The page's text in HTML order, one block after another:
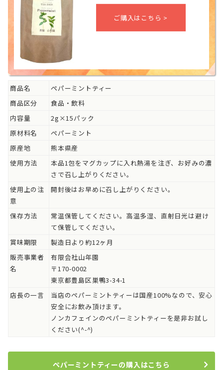
商品名
ペパーミントティー
商品区分
食品・飲料
内容量
2g×15パック
原材料名
ペパーミント
原産地
熊本県産
使用方法
本品1包をマグカップに入れ熱湯を注ぎ、お好みの濃
さで召し上がりください。
使用上の注
意
開封後はお早めに召し上がりください。
保存方法
常温保管してください。高温多湿、直射日光は避け
て保管してください。
賞味期限
製造日より約12ヶ月
販売事業者
名
有限会社山年園
〒170-0002
東京都豊島区巣鴨3-34-1
店長の一言
当店のペパーミントティーは国産100%なので、安心
安全にお飲み頂けます。
ノンカフェインのペパーミントティーを是非お試し
ください(^-^)
ペパーミントティーの購入はこちら